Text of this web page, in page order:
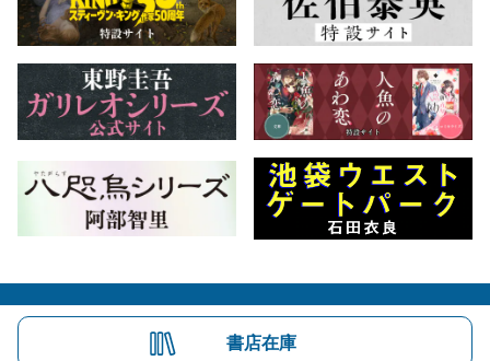
書店在庫
会社概要 自費出版のご案内 お問合せ
株式会社文藝春秋 文春オンライン Number Web